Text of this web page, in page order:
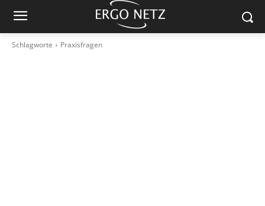
Schlagworte Praxisfragen